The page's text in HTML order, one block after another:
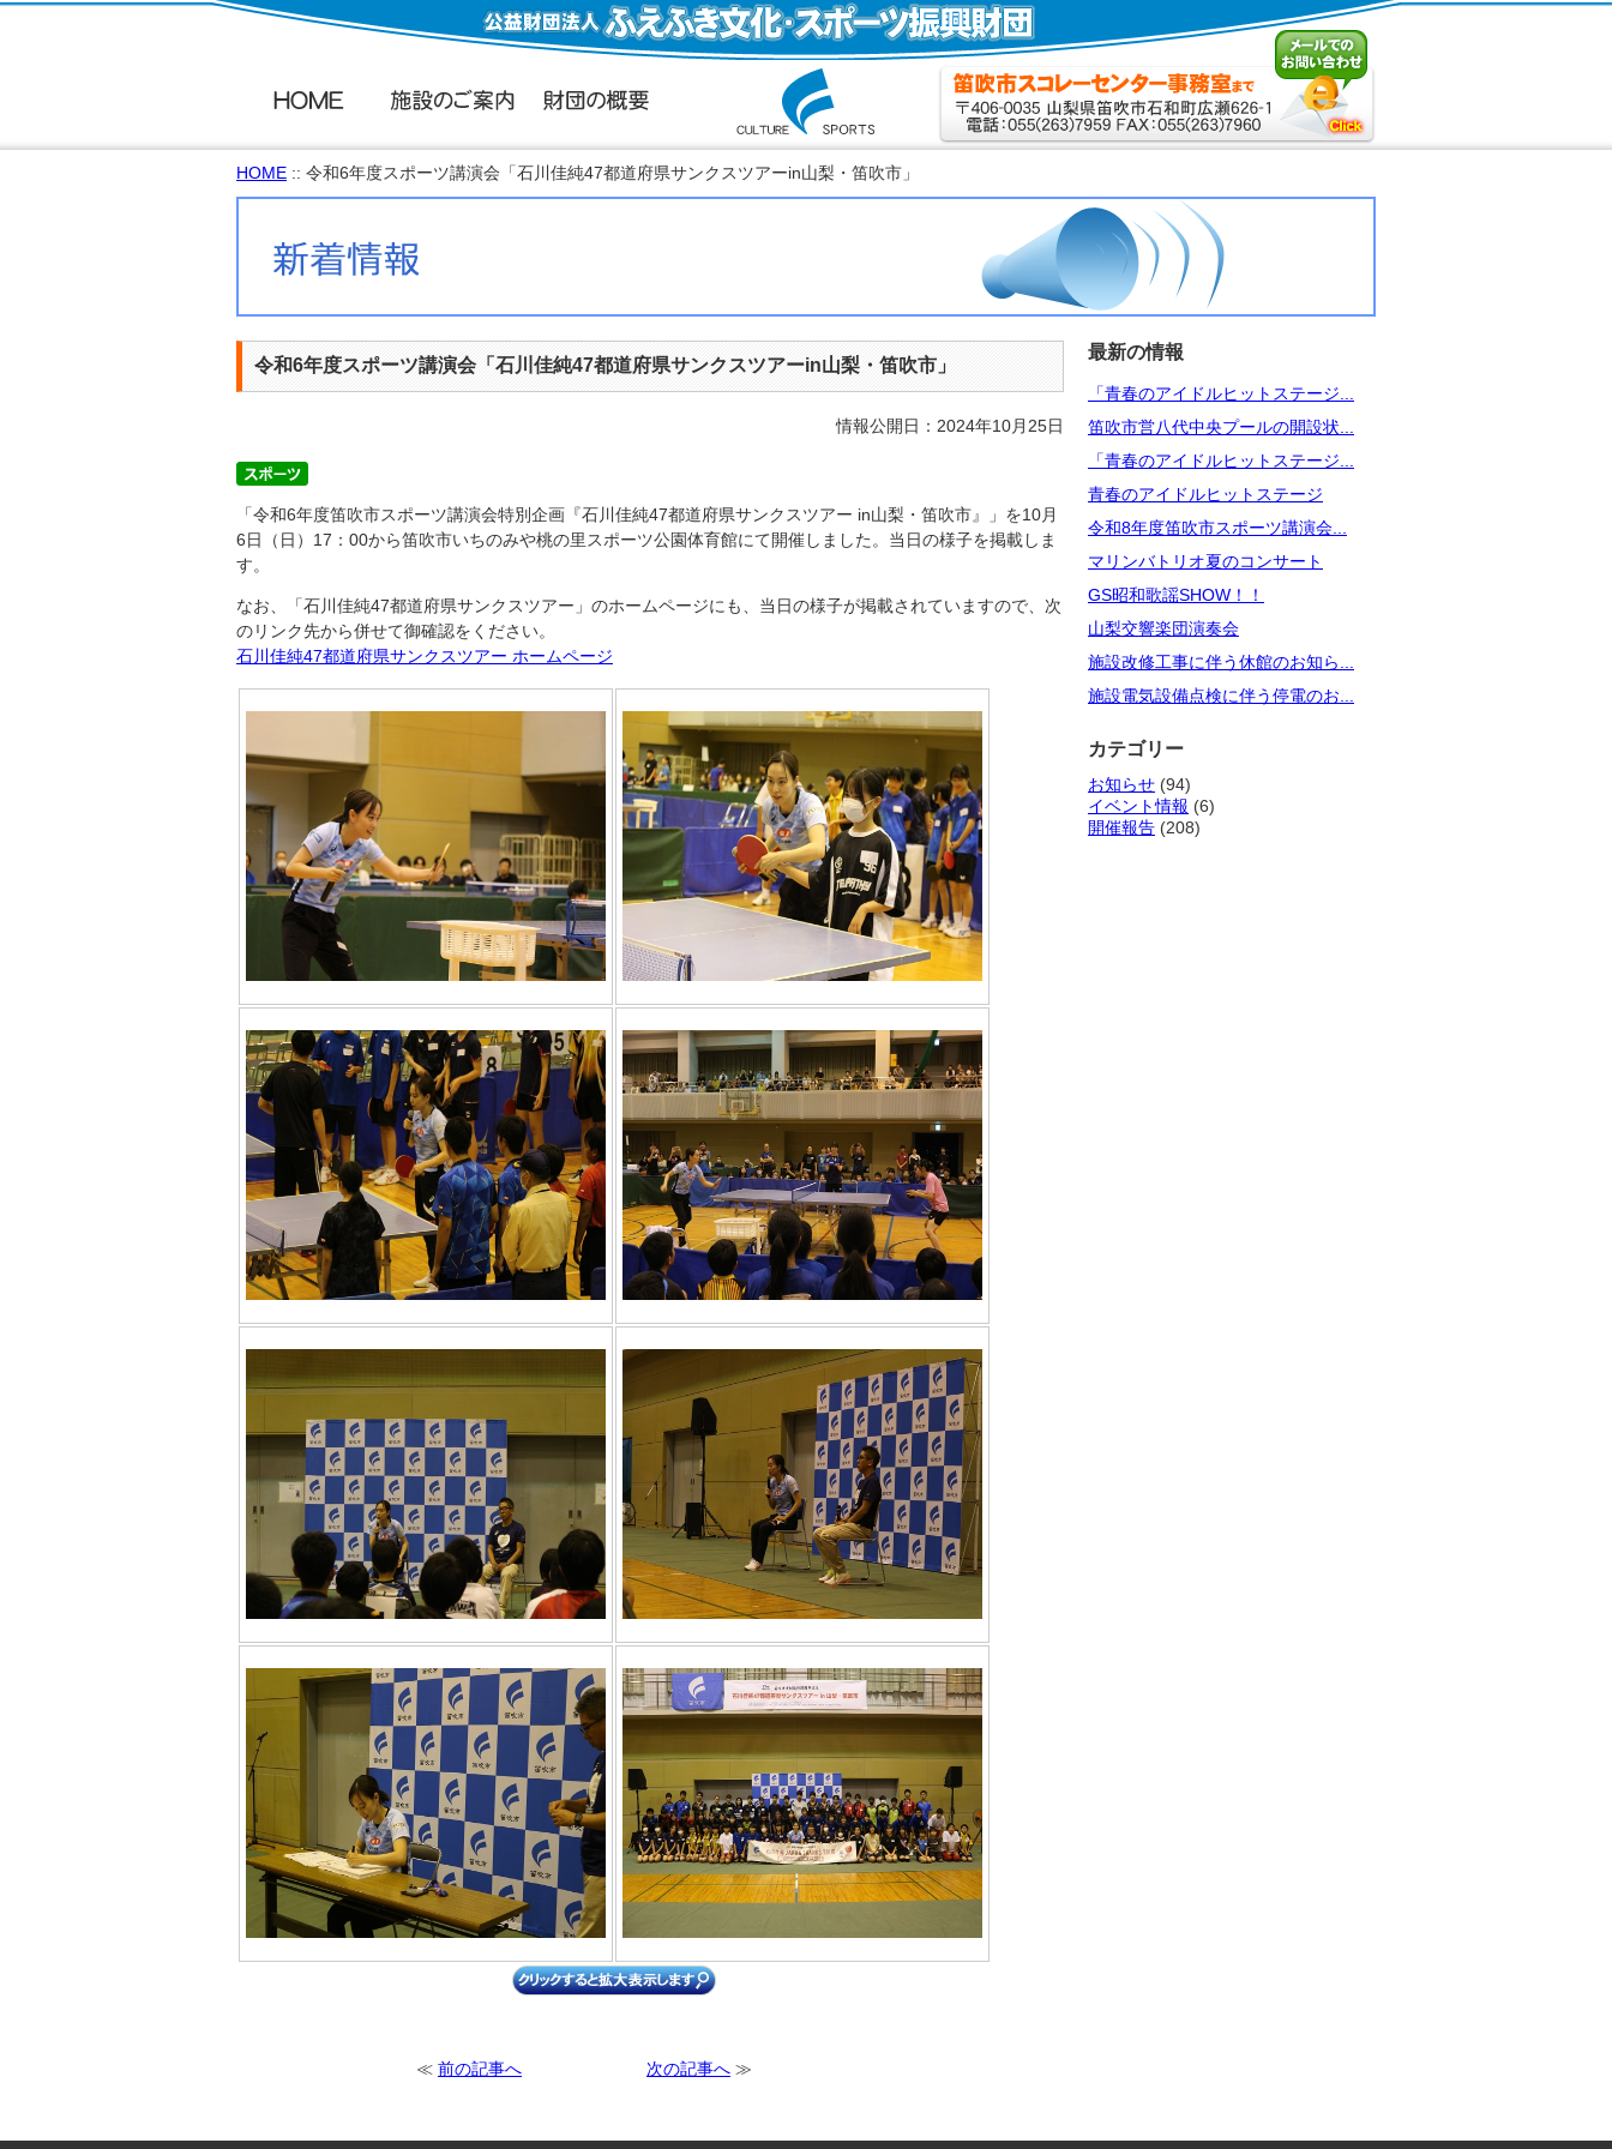
HOME :: 令和6年度スポーツ講演会「石川佳純47都道府県サンクスツアーin山梨・笛吹市」
令和6年度スポーツ講演会「石川佳純47都道府県サンクスツアーin山梨・笛吹市」
情報公開日：2024年10月25日
「令和6年度笛吹市スポーツ講演会特別企画『石川佳純47都道府県サンクスツアー in山梨・笛吹市』」を10月
6日（日）17：00から笛吹市いちのみや桃の里スポーツ公園体育館にて開催しました。当日の様子を掲載しま
す。
なお、「石川佳純47都道府県サンクスツアー」のホームページにも、当日の様子が掲載されていますので、次
のリンク先から併せて御確認をください。
石川佳純47都道府県サンクスツアー ホームページ
≪ 前の記事へ 次の記事へ ≫
最新の情報
「青春のアイドルヒットステージ...
笛吹市営八代中央プールの開設状...
「青春のアイドルヒットステージ...
青春のアイドルヒットステージ
令和8年度笛吹市スポーツ講演会...
マリンバトリオ夏のコンサート
GS昭和歌謡SHOW！！
山梨交響楽団演奏会
施設改修工事に伴う休館のお知ら...
施設電気設備点検に伴う停電のお...
カテゴリー
お知らせ (94)
イベント情報 (6)
開催報告 (208)